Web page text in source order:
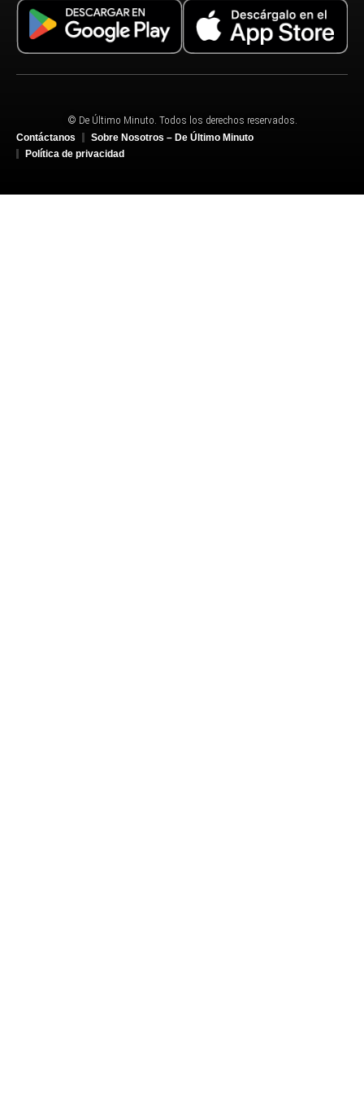
© De Último Minuto. Todos los derechos reservados.
Contáctanos
Sobre Nosotros – De Último Minuto
Política de privacidad